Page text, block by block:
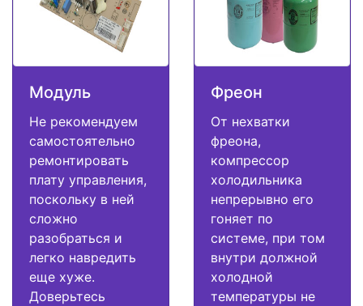
Модуль
Не рекомендуем
самостоятельно
ремонтировать
плату управления,
поскольку в ней
сложно
разобраться и
легко навредить
еще хуже.
Доверьтесь
Фреон
От нехватки
фреона,
компрессор
холодильника
непрерывно его
гоняет по
системе, при том
внутри должной
холодной
температуры не